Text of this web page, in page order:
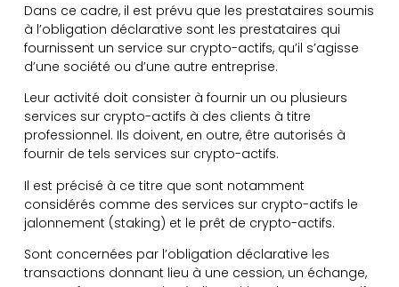
Dans ce cadre, il est prévu que les prestataires soumis
à l’obligation déclarative sont les prestataires qui
fournissent un service sur crypto-actifs, qu’il s’agisse
d’une société ou d’une autre entreprise.
Leur activité doit consister à fournir un ou plusieurs
services sur crypto-actifs à des clients à titre
professionnel. Ils doivent, en outre, être autorisés à
fournir de tels services sur crypto-actifs.
Il est précisé à ce titre que sont notamment
considérés comme des services sur crypto-actifs le
jalonnement (staking) et le prêt de crypto-actifs.
Sont concernées par l’obligation déclarative les
transactions donnant lieu à une cession, un échange,